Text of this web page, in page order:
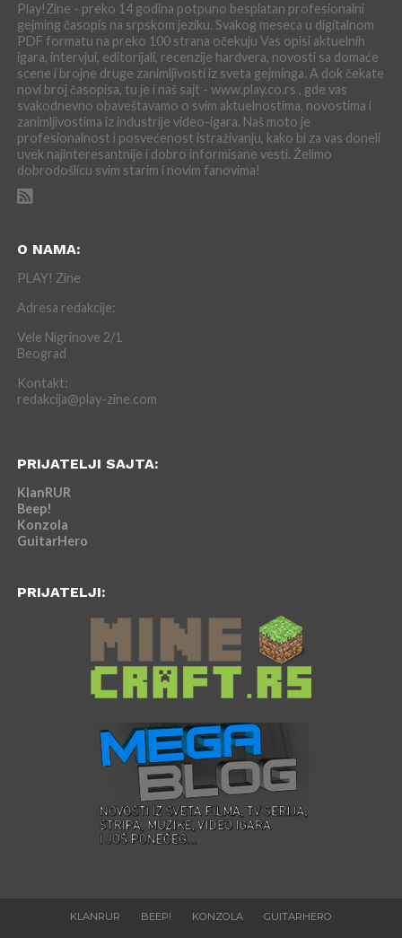
Play!Zine - preko 14 godina potpuno besplatan profesionalni
gejming časopis na srpskom jeziku. Svakog meseca u digitalnom
PDF formatu na preko 100 strana očekuju Vas opisi aktuelnih
igara, intervjui, editorijali, recenzije hardvera, novosti sa domaće
scene i brojne druge zanimljivosti iz sveta gejminga. A dok čekate
novi broj časopisa, tu je i naš sajt - www.play.co.rs , gde vas
svakodnevno obaveštavamo o svim aktuelnostima, novostima i
zanimljivostima iz industrije video-igara. Naš moto je
profesionalnost i posvećenost istraživanju, kako bi za vas doneli
uvek najinteresantnije i dobro informisane vesti. Želimo
dobrodošlicu svim starim i novim fanovima!
O NAMA:
PLAY! Zine
Adresa redakcije:
Vele Nigrinove 2/1
Beograd
Kontakt:
redakcija@play-zine.com
PRIJATELJI SAJTA:
KlanRUR
Beep!
Konzola
GuitarHero
PRIJATELJI:
KLANRUR BEEP! KONZOLA GUITARHERO